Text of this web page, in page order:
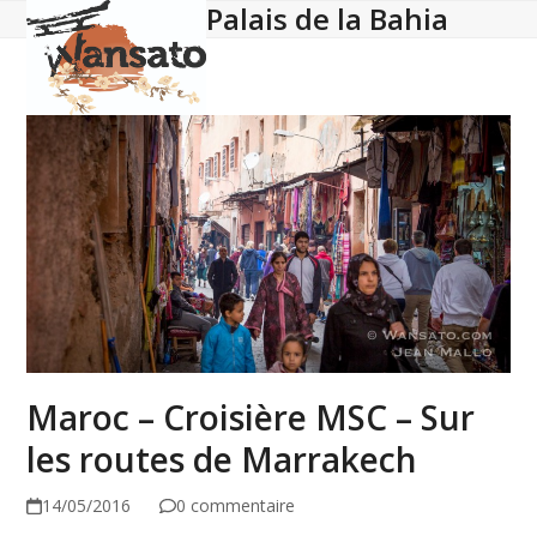
Skip
content
Open
mobile
menu
Close
mobile
menu
Palais de la Bahia
Maroc – Croisière MSC – Sur
les routes de Marrakech
14/05/2016 0 commentaire